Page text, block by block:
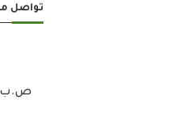
تواصل